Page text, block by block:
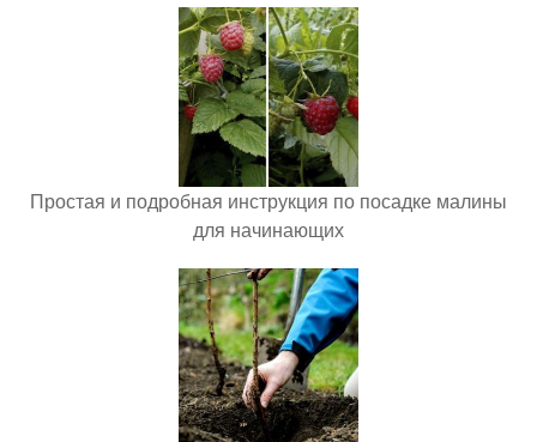
Простая и подробная инструкция по посадке малины
для начинающих